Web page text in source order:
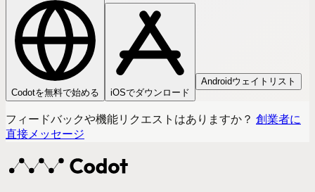
Codotを無料で始める iOSでダウンロード
Androidウェイトリスト
フィードバックや機能リクエストはありますか？ 創業者に
直接メッセージ